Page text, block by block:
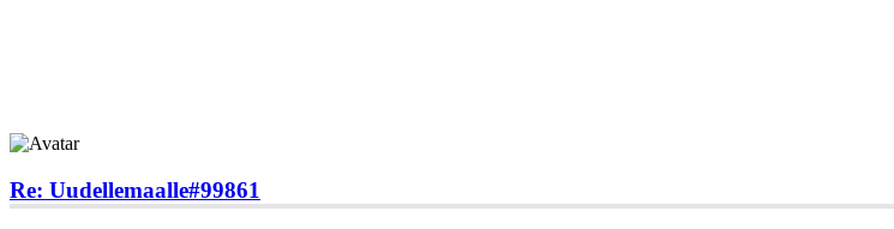
Re: Uudellemaalle#99861